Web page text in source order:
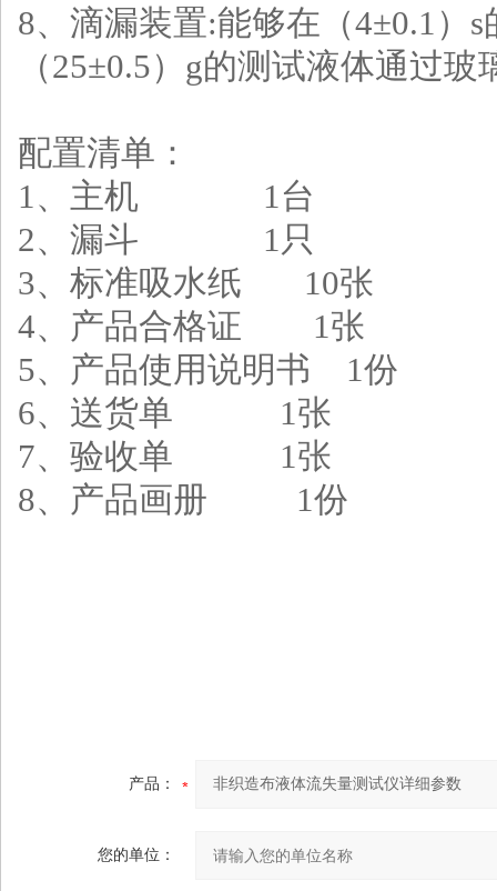
8、 滴漏装置:能够在（4±0.1 ） s
（25±0.5） g的测试液体通过玻
配置清单：
1、主机 1台
2、漏斗 1只
3、标准吸水纸 10张
4、产品合格证 1张
5、产品使用说明书 1份
6、送货单 1张
7、验收单 1张
8、产品画册 1份
产品：
您的单位：